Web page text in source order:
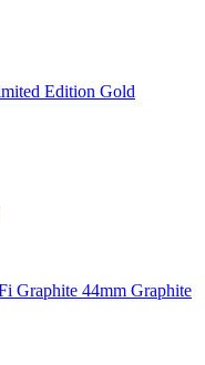
Edition Gold
Graphite 44mm Graphite